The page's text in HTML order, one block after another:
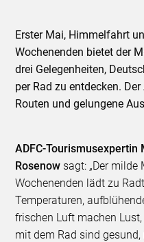
Erster Mai, Himmelfahrt
Wochenenden bietet der
drei Gelegenheiten,
per Rad zu entdecken.
Routen und gelungene
ADFC-Tourismusexpertin
Rosenow sagt: „Der
Wochenenden lädt zu
Temperaturen,
frischen Luft machen
mit dem Rad sind